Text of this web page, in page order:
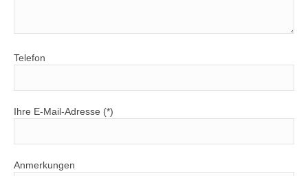
Telefon
Ihre E-Mail-Adresse (*)
Anmerkungen